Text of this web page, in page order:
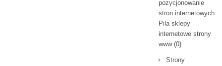
pozycjonowanie
stron internetowych
Pila sklepy
internetowe strony
www(0)
Strony